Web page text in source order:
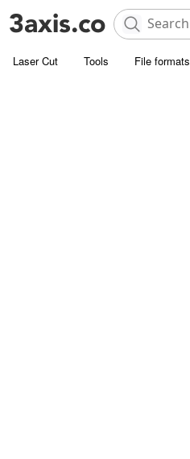
Laser Cut Tools File formats